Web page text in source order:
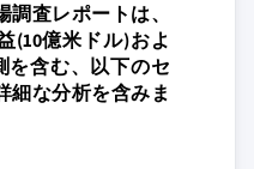
査レポートは、
(10億米ドル)およ
を含む、以下のセ
細な分析を含みま